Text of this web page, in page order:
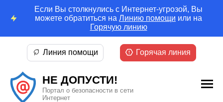
Если Вы столкнулись с Интернет-угрозой, Вы
можете обратиться на Линию помощи или на
Горячую линию
НЕ ДОПУСТИ!
Портал о безопасности в сети
Интернет
Линия помощи Горячая линия